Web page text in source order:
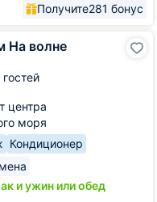
Получите281 бонус
На волне
центра
моря
Кондиционер
и ужин или обед